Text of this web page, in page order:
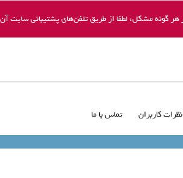
گونه مشکل، لطفا از طریق تلفن‌های پشتیبانی سایت آن
نظرات کاربران تماس با ما